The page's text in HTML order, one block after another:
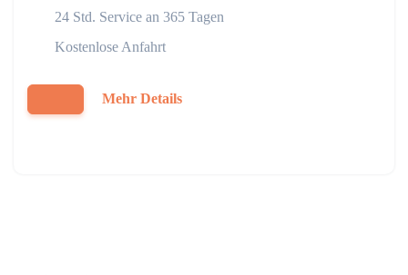
24 Std. Service an 365 Tagen
Kostenlose Anfahrt
Mehr Details